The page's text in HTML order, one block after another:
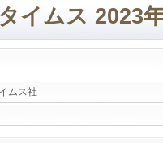
イムス 2023
ムス社